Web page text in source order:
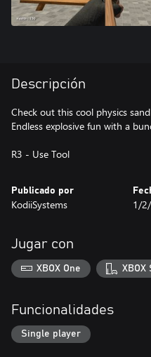
Descripción
Check out this cool physics
Endless explosive fun with a
R3 - Use Tool
Publicado por
KodiiSystems 1/
Jugar con
XBOX One XBOX
Funcionalidades
Single player